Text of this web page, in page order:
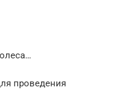
проведения